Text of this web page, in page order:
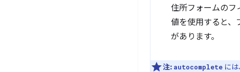
住所フォームのフ
値を使用すると、
があります。
注: autocomplete に